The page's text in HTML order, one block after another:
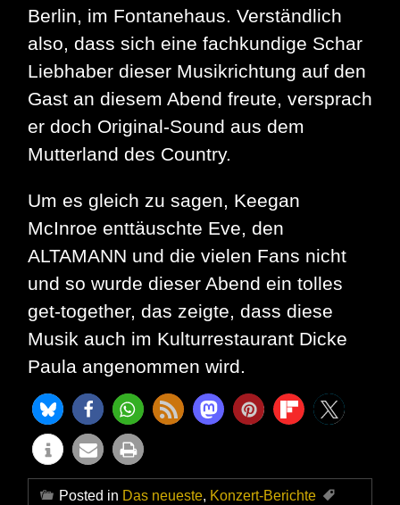
Berlin, im Fontanehaus. Verständlich
also, dass sich eine fachkundige Schar
Liebhaber dieser Musikrichtung auf den
Gast an diesem Abend freute, versprach
er doch Original-Sound aus dem
Mutterland des Country.
Um es gleich zu sagen, Keegan
McInroe enttäuschte Eve, den
ALTAMANN und die vielen Fans nicht
und so wurde dieser Abend ein tolles
get-together, das zeigte, dass diese
Musik auch im Kulturrestaurant Dicke
Paula angenommen wird.
Posted in Das neueste, Konzert-Berichte